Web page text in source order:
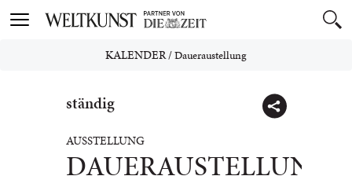
Toggle
KALENDER/Daueraustellung
ständig
AUSSTELLUNG
DAUERAUSTELLUNG